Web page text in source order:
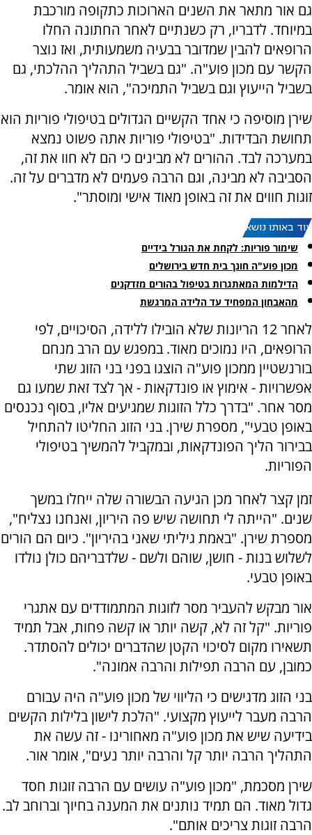
גם אור מתאר את השנים הארוכות כתקופה מורכבת
במיוחד. לדבריו, רק כשנתיים לאחר החתונה החלו
הרופאים להבין שמדובר בבעיה משמעותית, ואז נוצר
הקשר עם מכון פוע"ה. "גם בשביל התהליך ההלכתי, גם
בשביל הייעוץ וגם בשביל התמיכה", הוא אומר.
שירן מוסיפה כי אחד הקשיים הגדולים בטיפולי פוריות הוא
תחושת הבדידות. "בטיפולי פוריות אתה פשוט נמצא
במערכה לבד. ההורים לא מבינים כי הם לא חוו את זה,
הסביבה לא מבינה, וגם הרבה פעמים לא מדברים על זה.
זוגות חווים את זה באופן מאוד אישי ומוסתר".
עוד באותו נושא:
שימור פוריות: לקחת את הגורל בידיים
מכון פוע"ה חונך בית חדש בירושלים
הדילמות המאתגרות בטיפול בהורים מזדקנים
מהאבחון המפחיד עד הלידה המרגשת
לאחר 12 הריונות שלא הובילו ללידה, הסיכויים, לפי
הרופאים, היו נמוכים מאוד. במפגש עם הרב מנחם
בורנשטיין ממכון פוע"ה הוצגו בפני בני הזוג שתי
אפשרויות - אימוץ או פונדקאות - אך לצד זאת שמעו גם
מסר אחר. "בדרך כלל הזוגות שמגיעים אליו, בסוף נכנסים
באופן טבעי", מספרת שירן. בני הזוג החליטו להתחיל
בבירור הליך הפונדקאות, ובמקביל להמשיך בטיפולי
הפוריות.
זמן קצר לאחר מכן הגיעה הבשורה שלה ייחלו במשך
שנים. "הייתה לי תחושה שיש פה היריון, ואנחנו נצליח",
מספרת שירן. "באמת גיליתי שאני בהיריון". כיום הם הורים
לשלוש בנות - חושן, שוהם ולשם - שלדבריהם כולן נולדו
באופן טבעי.
אור מבקש להעביר מסר לזוגות המתמודדים עם אתגרי
פוריות. "קל זה לא, קשה יותר או קשה פחות, אבל תמיד
תשאירו מקום לסיכוי הקטן שהדברים יכולים להסתדר.
כמובן, עם הרבה תפילות והרבה אמונה".
בני הזוג מדגישים כי הליווי של מכון פוע"ה היה עבורם
הרבה מעבר לייעוץ מקצועי. "הלכת לישון בלילות הקשים
בידיעה שיש את מכון פוע"ה מאחורינו - זה עשה את
התהליך הרבה יותר קל והרבה יותר נעים", אומר אור.
שירן מסכמת, "מכון פוע"ה עושים עם הרבה זוגות חסד
גדול מאוד. הם תמיד נותנים את המענה בחיוך וברוחב לב.
הרבה זוגות צריכים אותם".